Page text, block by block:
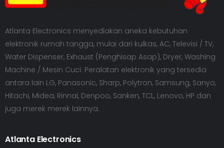
Atlanta Electronics menyediakan aneka kebutuhan
elektronik rumah tangga, mulai dari kulkas, AC, Televisi / TV,
Water Dispenser, Exhaust (Penghisap Asap), Dryer, Washing
Machine / Mesin Cuci. Peralatan elektronik yang tersedia
antara lain LG, Panasonic, Sharp, Polytron, Samsung, Sanyo,
Hitachi, Midea, Rinnai, Denpoo, Sanken, TCL, Lenovo, HP dan
juga merek merek lainnya.
Atlanta Electronics